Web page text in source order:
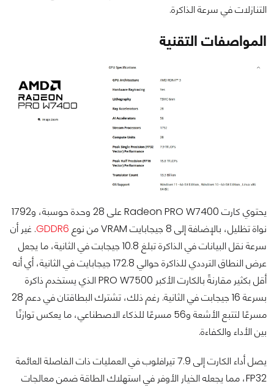
التنازلات في سرعة الذاكرة.
المواصفات التقنية
يحتوي كارت Radeon PRO W7400 على 28 وحدة حوسبة، و1792
نواة تظليل، بالإضافة إلى 8 جيجابايت VRAM من نوع
GDDR6. غير أن
سرعة نقل البيانات في الذاكرة تبلغ 10.8 جيجابت في الثانية، ما يجعل
عرض النطاق الترددي للذاكرة حوالي 172.8 جيجابايت في الثانية، أي أنه
أقل بكثير مقارنةً بالكارت الأكبر PRO W7500 الذي يستخدم ذاكرة
بسرعة 16 جيجابت في الثانية. رغم ذلك، تشترك البطاقتان في دعم 28
مسرعًا لتتبع الأشعة و56 مسرعًا للذكاء الاصطناعي، ما يعكس توازنًا
بين الأداء والكفاءة.
يصل أداء الكارت إلى 7.9 تيرافلوب في العمليات ذات الفاصلة العائمة
FP32، مما يجعله الخيار الأوفر في استهلاك الطاقة ضمن معالجات